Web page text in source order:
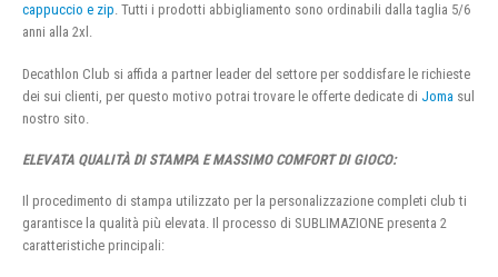
cappuccio e zip. Tutti i prodotti abbigliamento sono ordinabili dalla taglia 5/6
anni alla 2xl.
Decathlon Club si affida a partner leader del settore per soddisfare le richieste
dei sui clienti, per questo motivo potrai trovare le offerte dedicate di Joma sul
nostro sito.
ELEVATA QUALITÀ DI STAMPA E MASSIMO COMFORT DI GIOCO:
Il procedimento di stampa utilizzato per la personalizzazione completi club ti
garantisce la qualità più elevata. Il processo di SUBLIMAZIONE presenta 2
caratteristiche principali: